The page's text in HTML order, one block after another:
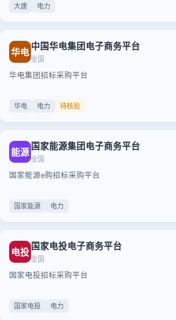
大唐 电力
华电 中国华电集团电子商务平台
全国
华电集团招标采购平台
华电 电力 待核验
能源 国家能源集团电子商务平台
全国
国家能源e购招标采购平台
国家能源 电力
电投 国家电投电子商务平台
全国
国家电投招标采购平台
国家电投 电力